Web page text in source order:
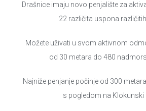
Drašnice imaju novo penjalište za
22 različita uspona različitih
Možete uživati u svom aktivnom
od 30 metara do 480
Najniže penjanje počinje od 300
s pogledom na Klokunski